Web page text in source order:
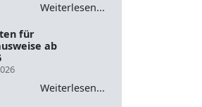
Weiterlesen...
für
ab
Weiterlesen...